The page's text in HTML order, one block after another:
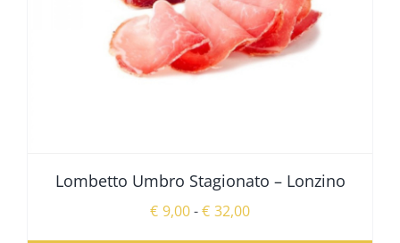
Lombetto Umbro Stagionato – Lonzino
€ 9,00-€ 32,00Fascia